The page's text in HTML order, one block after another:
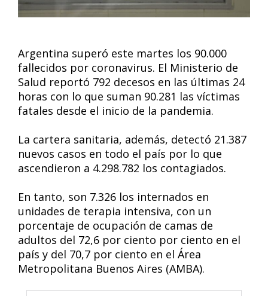
Argentina superó este martes los 90.000
fallecidos por coronavirus. El Ministerio de
Salud reportó 792 decesos en las últimas 24
horas con lo que suman 90.281 las víctimas
fatales desde el inicio de la pandemia.
La cartera sanitaria, además, detectó 21.387
nuevos casos en todo el país por lo que
ascendieron a 4.298.782 los contagiados.
En tanto, son 7.326 los internados en
unidades de terapia intensiva, con un
porcentaje de ocupación de camas de
adultos del 72,6 por ciento por ciento en el
país y del 70,7 por ciento en el Área
Metropolitana Buenos Aires (AMBA).